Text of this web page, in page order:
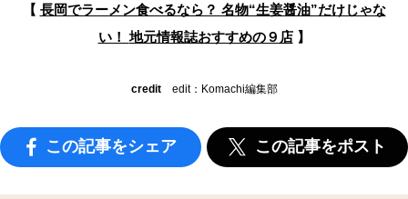
【 長岡でラーメン食べるなら？ 名物“生姜醤油”だけじゃな
い！地元情報誌おすすめの９店】
creditedit：Komachi編集部
この記事をシェア この記事をポスト